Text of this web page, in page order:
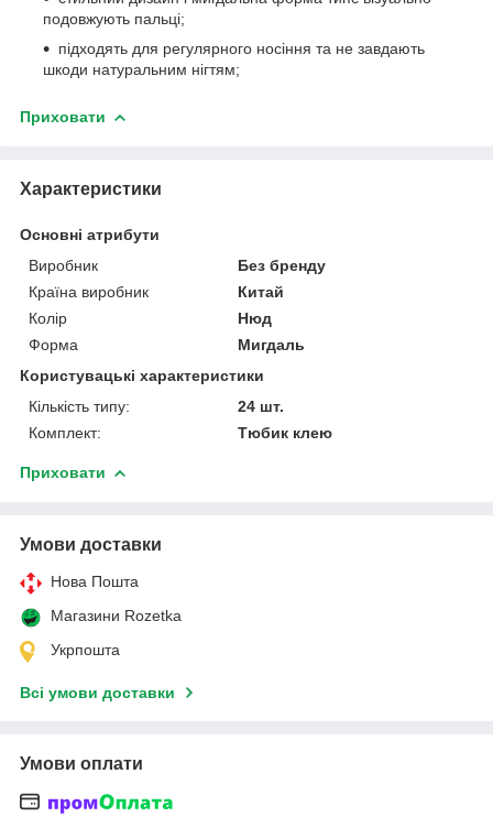
подовжують пальці;
підходять для регулярного носіння та не завдають
шкоди натуральним нігтям;
Приховати
Характеристики
Основні атрибути
Виробник
Без бренду
Країна виробник
Китай
Колір
Нюд
Форма
Мигдаль
Користувацькі характеристики
Кількість типу:
24 шт.
Комплект:
Тюбик клею
Приховати
Умови доставки
Нова Пошта
Магазини Rozetka
Укрпошта
Всі умови доставки
Умови оплати